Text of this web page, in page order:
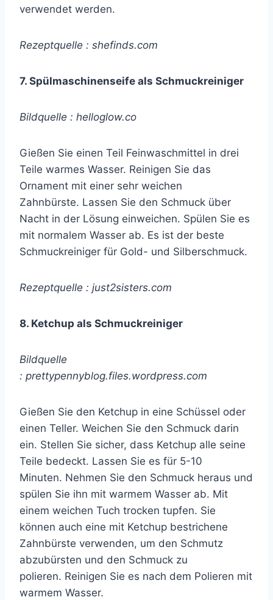
verwendet werden.
Rezeptquelle : shefinds.com
7. Spülmaschinenseife als Schmuckreiniger
Bildquelle : helloglow.co
Gießen Sie einen Teil Feinwaschmittel in drei
Teile warmes Wasser. Reinigen Sie das
Ornament mit einer sehr weichen
Zahnbürste. Lassen Sie den Schmuck über
Nacht in der Lösung einweichen. Spülen Sie es
mit normalem Wasser ab. Es ist der beste
Schmuckreiniger für Gold- und Silberschmuck.
Rezeptquelle : just2sisters.com
8. Ketchup als Schmuckreiniger
Bildquelle
: prettypennyblog.files.wordpress.com
Gießen Sie den Ketchup in eine Schüssel oder
einen Teller. Weichen Sie den Schmuck darin
ein. Stellen Sie sicher, dass Ketchup alle seine
Teile bedeckt. Lassen Sie es für 5-10
Minuten. Nehmen Sie den Schmuck heraus und
spülen Sie ihn mit warmem Wasser ab. Mit
einem weichen Tuch trocken tupfen. Sie
können auch eine mit Ketchup bestrichene
Zahnbürste verwenden, um den Schmutz
abzubürsten und den Schmuck zu
polieren. Reinigen Sie es nach dem Polieren mit
warmem Wasser.